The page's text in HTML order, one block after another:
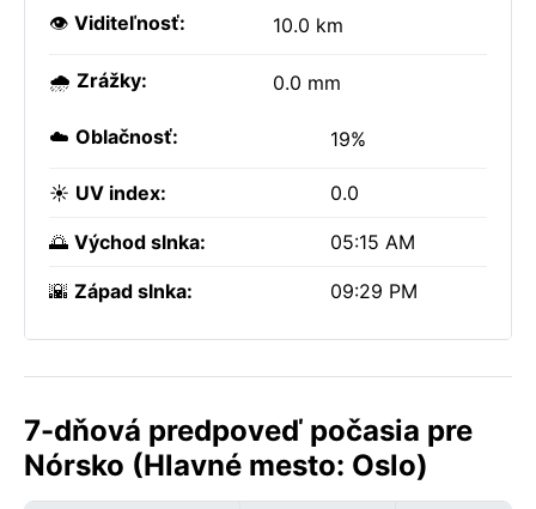
👁️ Viditeľnosť: 10.0 km
🌧️ Zrážky: 0.0 mm
☁️ Oblačnosť: 19%
☀️ UV index: 0.0
🌅 Východ slnka: 05:15 AM
🌇 Západ slnka: 09:29 PM
7-dňová predpoveď počasia pre
Nórsko (Hlavné mesto: Oslo)